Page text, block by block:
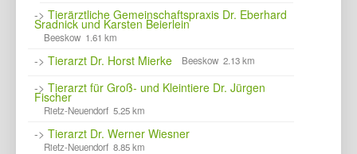
-> Tierärztliche Gemeinschaftspraxis Dr. Eberhard
Sradnick und Karsten Beierlein
Beeskow 1.61 km
-> Tierarzt Dr. Horst Mierke Beeskow 2.13 km
-> Tierarzt für Groß- und Kleintiere Dr. Jürgen
Fischer
Rietz-Neuendorf 5.25 km
-> Tierarzt Dr. Werner Wiesner
Rietz-Neuendorf 8.85 km